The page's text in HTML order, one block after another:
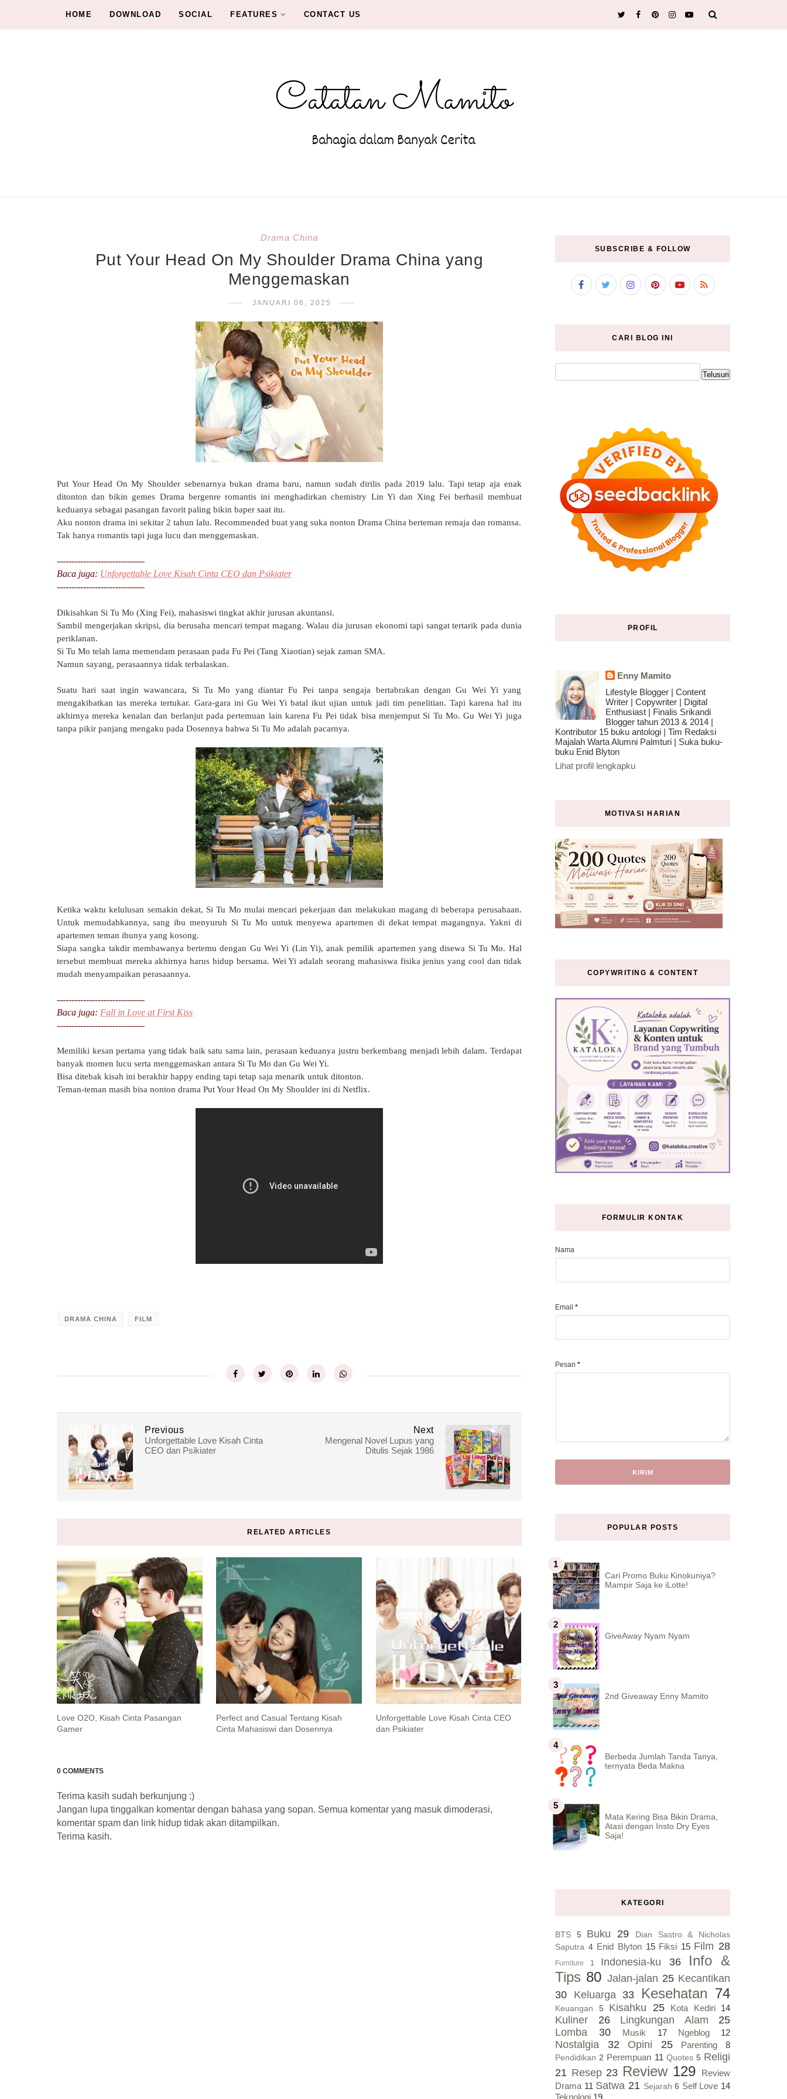
HOME DOWNLOAD SOCIAL FEATURES CONTACT US
Drama China
Put Your Head On My Shoulder Drama China yang
Menggemaskan
JANUARI 06, 2025
Put Your Head On My Shoulder sebenarnya bukan drama baru, namun sudah dirilis pada 2019 lalu. Tapi tetap aja enak
ditonton dan bikin gemes Drama bergenre romantis ini menghadirkan chemistry Lin Yi dan Xing Fei berhasil membuat
keduanya sebagai pasangan favorit paling bikin baper saat itu.
Aku nonton drama ini sekitar 2 tahun lalu. Recommended buat yang suka nonton Drama China berteman remaja dan romansa.
Tak hanya romantis tapi juga lucu dan menggemaskan.
------------------------------
Baca juga: Unforgettable Love Kisah Cinta CEO dan Psikiater
------------------------------
Dikisahkan Si Tu Mo (Xing Fei), mahasiswi tingkat akhir jurusan akuntansi.
Sambil mengerjakan skripsi, dia berusaha mencari tempat magang. Walau dia jurusan ekonomi tapi sangat tertarik pada dunia
periklanan.
Si Tu Mo telah lama memendam perasaan pada Fu Pei (Tang Xiaotian) sejak zaman SMA.
Namun sayang, perasaannya tidak terbalaskan.
Suatu hari saat ingin wawancara, Si Tu Mo yang diantar Fu Pei tanpa sengaja bertabrakan dengan Gu Wei Yi yang
mengakibatkan tas mereka tertukar. Gara-gara ini Gu Wei Yi batal ikut ujian untuk jadi tim penelitian. Tapi karena hal itu
akhirnya mereka kenalan dan berlanjut pada pertemuan lain karena Fu Pei tidak bisa menjemput Si Tu Mo. Gu Wei Yi juga
tanpa pikir panjang mengaku pada Dosennya bahwa Si Tu Mo adalah pacarnya.
Ketika waktu kelulusan semakin dekat, Si Tu Mo mulai mencari pekerjaan dan melakukan magang di beberapa perusahaan.
Untuk memudahkannya, sang ibu menyuruh Si Tu Mo untuk menyewa apartemen di dekat tempat magangnya. Yakni di
apartemen teman ibunya yang kosong.
Siapa sangka takdir membawanya bertemu dengan Gu Wei Yi (Lin Yi), anak pemilik apartemen yang disewa Si Tu Mo. Hal
tersebut membuat mereka akhirnya harus hidup bersama. Wei Yi adalah seorang mahasiswa fisika jenius yang cool dan tidak
mudah menyampaikan perasaannya.
------------------------------
Baca juga: Fall in Love at First Kiss
------------------------------
Memiliki kesan pertama yang tidak baik satu sama lain, perasaan keduanya justru berkembang menjadi lebih dalam. Terdapat
banyak momen lucu serta menggemaskan antara Si Tu Mo dan Gu Wei Yi.
Bisa ditebak kisah ini berakhir happy ending tapi tetap saja menarik untuk ditonton.
Teman-teman masih bisa nonton drama Put Your Head On My Shoulder ini di Netflix.
DRAMA CHINA FILM
Next
Mengenal Novel Lupus yang
Ditulis Sejak 1986
Previous
Unforgettable Love Kisah Cinta
CEO dan Psikiater
RELATED ARTICLES
Love O2O, Kisah Cinta Pasangan
Gamer
Perfect and Casual Tentang Kisah
Cinta Mahasiswi dan Dosennya
Unforgettable Love Kisah Cinta CEO
dan Psikiater
0 COMMENTS
Terima kasih sudah berkunjung :)
Jangan lupa tinggalkan komentar dengan bahasa yang sopan. Semua komentar yang masuk dimoderasi,
komentar spam dan link hidup tidak akan ditampilkan.
Terima kasih.
SUBSCRIBE & FOLLOW
CARI BLOG INI
PROFIL
Enny Mamito
Lifestyle Blogger | Content
Writer | Copywriter | Digital
Enthusiast | Finalis Srikandi
Blogger tahun 2013 & 2014 |
Kontributor 15 buku antologi | Tim Redaksi
Majalah Warta Alumni Palmturi | Suka buku-
buku Enid Blyton
Lihat profil lengkapku
MOTIVASI HARIAN
COPYWRITING & CONTENT
FORMULIR KONTAK
Nama
Email *
Pesan *
POPULAR POSTS
Cari Promo Buku Kinokuniya?
Mampir Saja ke iLotte!
GiveAway Nyam Nyam
2nd Giveaway Enny Mamito
Berbeda Jumlah Tanda Tanya,
ternyata Beda Makna
Mata Kering Bisa Bikin Drama,
Atasi dengan Insto Dry Eyes
Saja!
KATEGORI
BTS 5 Buku 29
Dian Sastro & Nicholas
Saputra 4 Enid Blyton 15 Fiksi 15 Film 28
Furniture 1 Indonesia-ku 36
Info &
Tips 80 Jalan-jalan 25 Kecantikan
30
Keluarga 33 Kesehatan 74
Keuangan 5 Kisahku 25 Kota Kediri 14
Kuliner 26 Lingkungan Alam
25
Lomba
30 Musik 17 Ngeblog 12
Nostalgia 32 Opini 25 Parenting 8
Pendidikan 2 Perempuan 11 Quotes 5 Religi
21 Resep 23 Review 129
Review
Drama 11 Satwa 21 Sejarah 6 Self Love 14